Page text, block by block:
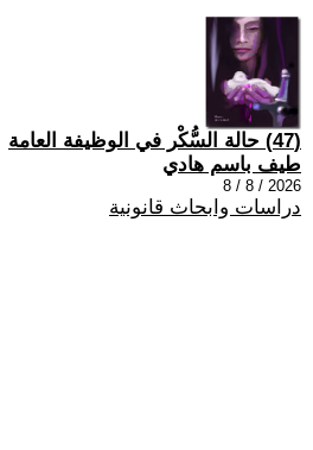
(47) حالة السُّكْر في الوظيفة العامة
طيف باسم هادي
2026 / 8 / 8
دراسات وابحاث قانونية